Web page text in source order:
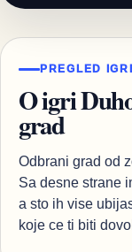
PREGLED
O igri
grad
Odbrani grad od
Sa desne strane
a sto ih vise
koje ce ti biti